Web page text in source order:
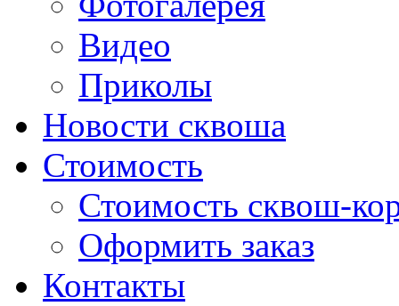
Видео
Приколы
Новости сквоша
Стоимость
Стоимость сквош-
Оформить заказ
Контакты